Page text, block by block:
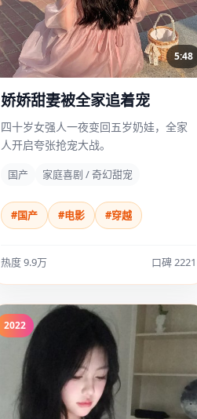
5:48
娇娇甜妻被全家追着宠
四十岁女强人一夜变回五岁奶娃，全家
人开启夸张抢宠大战。
国产 家庭喜剧 / 奇幻甜宠
#国产 #电影 #穿越
热度 9.9万 口碑 2221
2022